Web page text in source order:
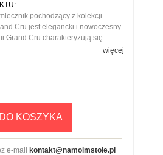
pochodzący z kolekcji
Cru jest elegancki i nowoczesny.
Grand Cru charakteryzują się
Jedyną dekoracją tej serii
kostnej i szkła
więcej
KOSZYKA
e-mail
kontakt@namoimstole.pl